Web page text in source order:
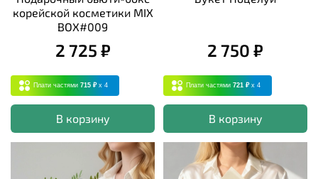
корейской косметики MIX
BOX#009
2 725 ₽
Плати частями 715 ₽ x 4
В корзину
2 750 ₽
Плати частями 721 ₽ x 4
В корзину